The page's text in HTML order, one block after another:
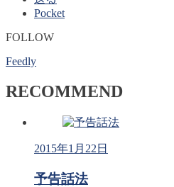
Pocket
FOLLOW
Feedly
RECOMMEND
2015年1月22日
予告話法